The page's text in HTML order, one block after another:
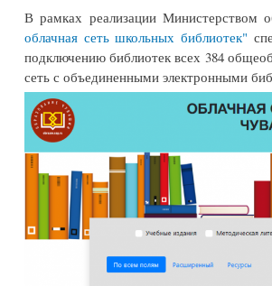
В рамках реализации Министерством
облачная сеть школьных библиотек"
подключению библиотек всех 384
сеть с объединенными электронными